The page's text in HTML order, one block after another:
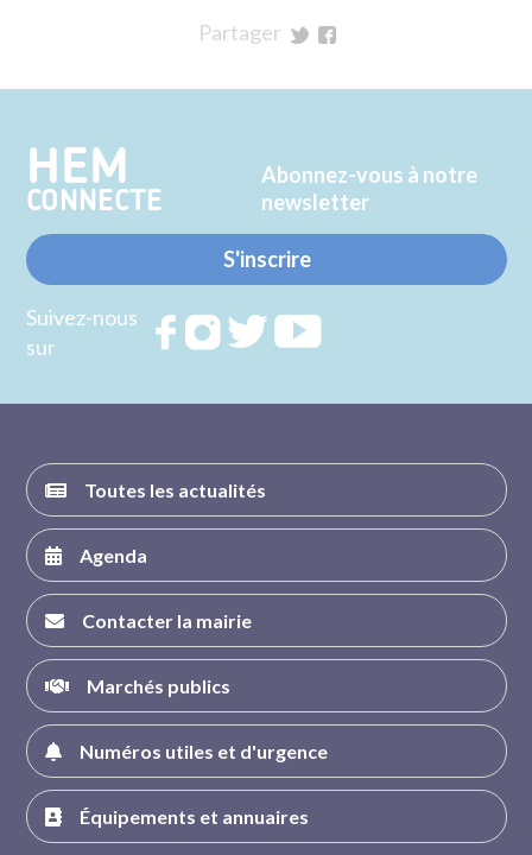
Partager
Twitter
Facebook
HEM
CONNECTE
Abonnez-vous à notre
newsletter
S'inscrire
Suivez-nous
sur
RejoignezRejoignezRejoignez
Toutes les actualités
Agenda
Contacter la mairie
Marchés publics
Numéros utiles et d'urgence
Équipements et annuaires